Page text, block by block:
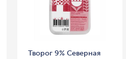
Творог 9% Северная